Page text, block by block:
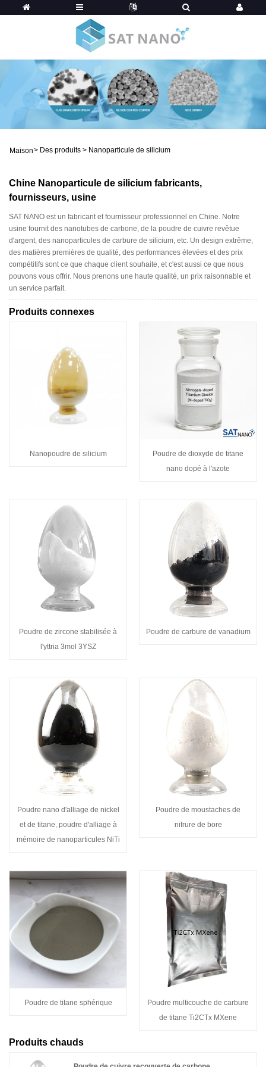
Maison> Des produits > Nanoparticule de silicium
Chine Nanoparticule de silicium fabricants,
fournisseurs, usine
SAT NANO est un fabricant et fournisseur professionnel en Chine. Notre
usine fournit des nanotubes de carbone, de la poudre de cuivre revêtue
d'argent, des nanoparticules de carbure de silicium, etc. Un design extrême,
des matières premières de qualité, des performances élevées et des prix
compétitifs sont ce que chaque client souhaite, et c'est aussi ce que nous
pouvons vous offrir. Nous prenons une haute qualité, un prix raisonnable et
un service parfait.
Produits connexes
Nanopoudre de silicium
Poudre de dioxyde de titane
nano dopé à l'azote
Poudre de zircone stabilisée à
l'yttria 3mol 3YSZ
Poudre de carbure de vanadium
Poudre nano d'alliage de nickel
et de titane, poudre d'alliage à
mémoire de nanoparticules NiTi
Poudre de moustaches de
nitrure de bore
Poudre de titane sphérique
Poudre multicouche de carbure
de titane Ti2CTx MXene
Produits chauds